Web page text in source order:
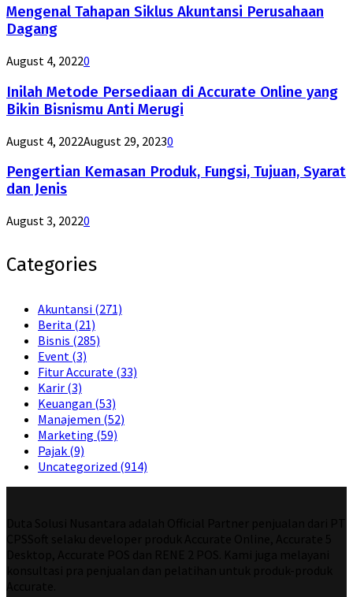
Mengenal Tahapan Siklus Akuntansi Perusahaan
Dagang
August 4, 20220
Inilah Metode Persediaan di Accurate Online yang
Bikin Bisnismu Anti Merugi
August 4, 2022August 29, 20230
Pengertian Kemasan Produk, Fungsi, Tujuan, Syarat
dan Jenis
August 3, 20220
Categories
Akuntansi (271)
Berita (21)
Bisnis (285)
Event (3)
Fitur Accurate (33)
Karir (3)
Keuangan (53)
Manajemen (52)
Marketing (59)
Pajak (9)
Uncategorized (914)